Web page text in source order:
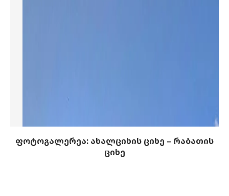
ფოტოგალერეა: ახალციხის ციხე – რაბათის
ციხე